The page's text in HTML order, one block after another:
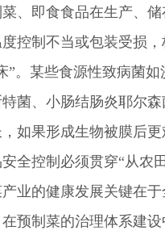
、即食食品在生产、
控制不当或包装受损
”。某些食源性致病菌如
菌、小肠结肠炎耶尔
如果形成生物被膜后
全控制必须贯穿“从农
业的健康发展关键在
预制菜的治理体系建